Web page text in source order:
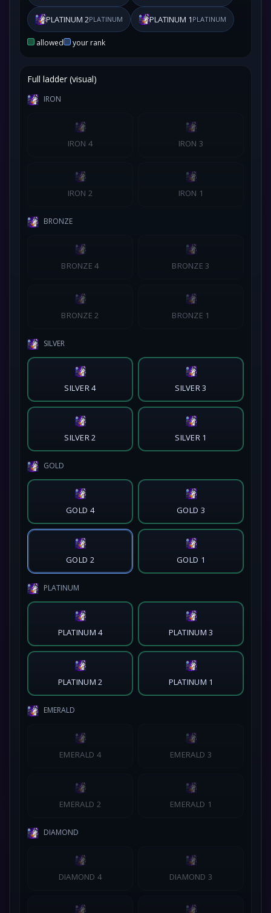
PLATINUM 2PLATINUM PLATINUM 1 PLATINUM
allowed your rank
Full ladder (visual)
IRON
IRON 4 IRON 3
IRON 2 IRON 1
BRONZE
BRONZE 4 BRONZE 3
BRONZE 2 BRONZE 1
SILVER
SILVER 4 SILVER 3
SILVER 2 SILVER 1
GOLD
GOLD 4 GOLD 3
GOLD 2 GOLD 1
PLATINUM
PLATINUM 4 PLATINUM 3
PLATINUM 2 PLATINUM 1
EMERALD
EMERALD 4 EMERALD 3
EMERALD 2 EMERALD 1
DIAMOND
DIAMOND 4 DIAMOND 3